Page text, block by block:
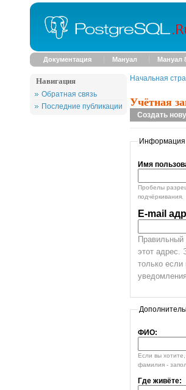
Документация Мануал Мануал
Навигация
Обратная связь
Последние публикации
Начальная
Учётная
Создать
Информация
Имя
Пробелы
подчёркивания.
E-mail
Правильный
этот адрес.
только если
ФИО:
Если вы
фамилия -
Где живёте: